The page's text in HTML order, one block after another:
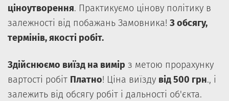
ціноутворення. Практикуємо цінову політику в
залежності від побажань Замовника! З обсягу,
термінів, якості робіт.
Здійснюємо виїзд на вимір з метою прорахунку
вартості робіт Платно! Ціна виїзду від 500 грн., і
залежить від обсягу робіт і дальності об'єкта.